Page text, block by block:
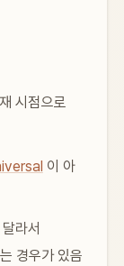
시점으로
이 아
라서
경우가 있음